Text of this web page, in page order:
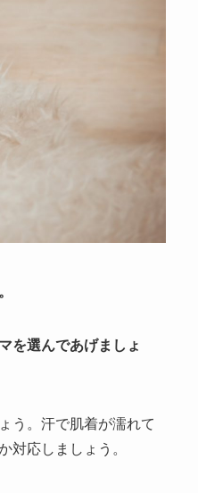
を選んであげましょ
う。汗で肌着が濡れて
対応しましょう。